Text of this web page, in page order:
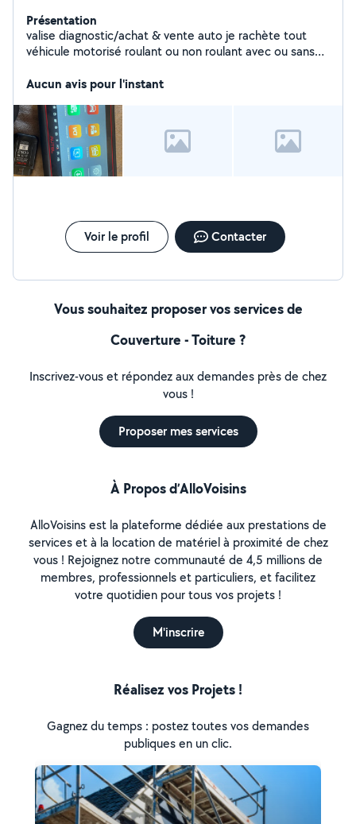
Présentation
valise diagnostic/achat & vente auto je rachète tout
véhicule motorisé roulant ou non roulant avec ou sans
Aucun avis pour l'instant
Voir le profil Contacter
Vous souhaitez proposer vos services de
Couverture - Toiture ?
Inscrivez-vous et répondez aux demandes près de chez
vous !
Proposer mes services
À Propos d’AlloVoisins
AlloVoisins est la plateforme dédiée aux prestations de
services et à la location de matériel à proximité de chez
vous ! Rejoignez notre communauté de 4,5 millions de
membres, professionnels et particuliers, et facilitez
votre quotidien pour tous vos projets !
M'inscrire
Réalisez vos Projets !
Gagnez du temps : postez toutes vos demandes
publiques en un clic.